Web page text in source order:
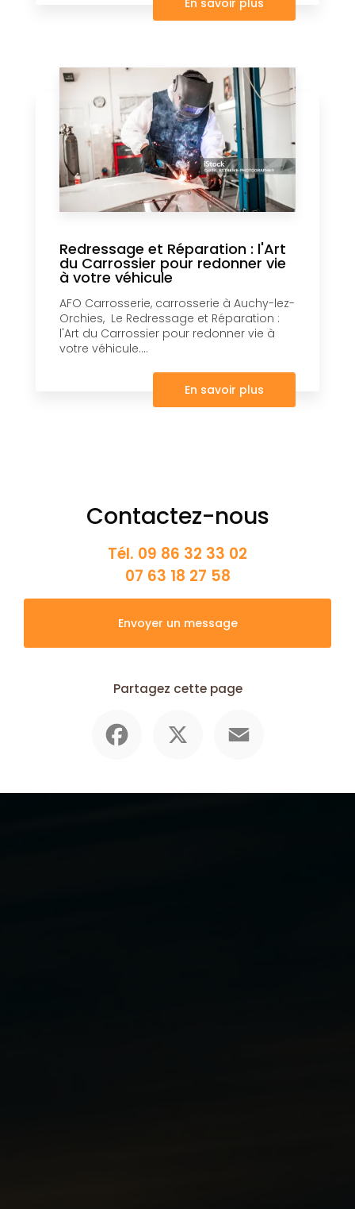
En savoir plus
Redressage et Réparation : l'Art
du Carrossier pour redonner vie
à votre véhicule
AFO Carrosserie, carrosserie à Auchy-lez-
Orchies, Le Redressage et Réparation :
l'Art du Carrossier pour redonner vie à
votre véhicule....
En savoir plus
Contactez-nous
Tél. 09 86 32 33 02
07 63 18 27 58
Envoyer un message
Partagez cette page